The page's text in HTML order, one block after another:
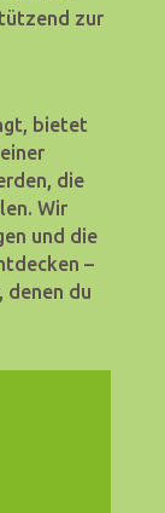
zur
bietet
die
Wir
und die
–
denen du